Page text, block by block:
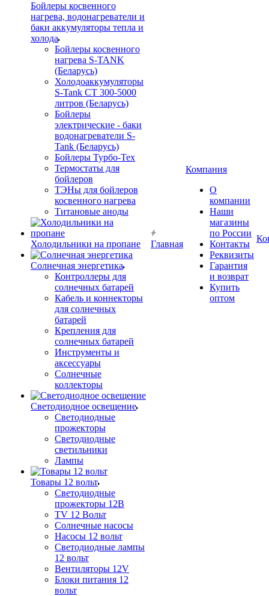
Бойлеры косвенного
нагрева, водонагреватели и
баки аккумуляторы тепла и
холода
Бойлеры косвенного
нагрева S-TANK
(Беларусь)
Холодоаккумуляторы
S-Tank СТ 300-5000
литров (Беларусь)
Бойлеры
электрические - баки
водонагреватели S-
Tank (Беларусь)
Бойлеры Турбо-Тех
Термостаты для
бойлеров
ТЭНы для бойлеров
косвенного нагрева
Титановые аноды
Холодильники на пропане
Солнечная энергетика
Контроллеры для
солнечных батарей
Кабель и коннекторы
для солнечных
батарей
Крепления для
солнечных батарей
Инструменты и
аксессуары
Солнечные
коллекторы
Светодиодное освещение
Светодиодные
прожекторы
Светодиодные
светильники
Лампы
Товары 12 вольт
Светодиодные
прожекторы 12В
TV 12 Вольт
Солнечные насосы
Насосы 12 вольт
Светодиодные лампы
12 вольт
Вентиляторы 12V
Блоки питания 12
вольт
Главная
Компания
О
компании
Наши
магазины
по России
Контакты
Реквизиты
Гарантия
и возврат
Купить
оптом